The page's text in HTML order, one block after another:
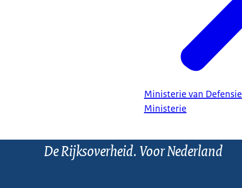
Ministerie van Defensie
Ministerie
De Rijksoverheid. Voor Nederland